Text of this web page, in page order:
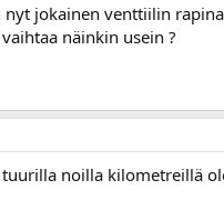
jokainen venttiilin
näinkin usein ?
noilla kilometreillä